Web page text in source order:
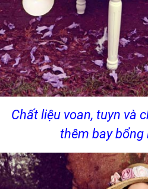
Chất liệu voan, tuyn và
thêm bay bổng